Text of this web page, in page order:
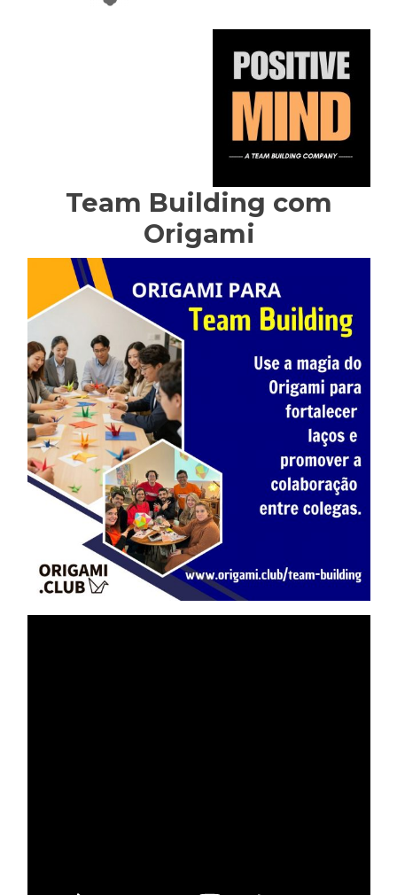
Team Building com
Origami